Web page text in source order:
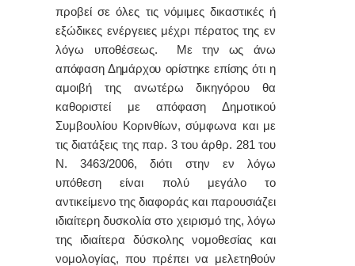
προβεί σε όλες τις νόμιμες δικαστικές ή
εξώδικες ενέργειες μέχρι πέρατος της εν
λόγω υποθέσεως. Με την ως άνω
απόφαση Δημάρχου ορίστηκε επίσης ότι η
αμοιβή της ανωτέρω δικηγόρου θα
καθοριστεί με απόφαση Δημοτικού
Συμβουλίου Κορινθίων, σύμφωνα και με
τις διατάξεις της παρ. 3 του άρθρ. 281 του
Ν. 3463/2006, διότι
στην εν λόγω
υπόθεση είναι πολύ μεγάλο το
αντικείμενο της διαφοράς και παρουσιάζει
ιδιαίτερη δυσκολία στο χειρισμό της, λόγω
της ιδιαίτερα δύσκολης νομοθεσίας και
νομολογίας, που πρέπει να μελετηθούν